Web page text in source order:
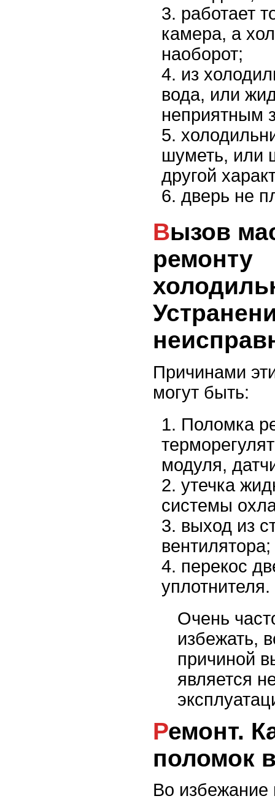
работает
камера, а
наоборот;
из
вода, или
неприятным
шуметь, или
другой
дверь не
Вызов мастера по
ремонту
Причинами
могут быть:
Поломка
модуля,
утечка
системы
выход из
вентилятора;
перекос
уплотнителя.
Очень
избежать,
причиной
является
Ремонт. Как избежать
поломок
Во избежание